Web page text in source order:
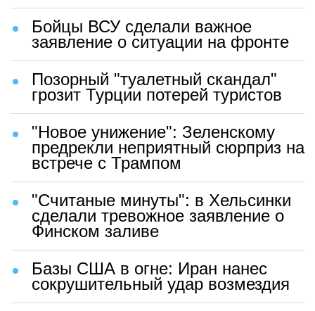
Бойцы ВСУ сделали важное
заявление о ситуации на фронте
Позорный "туалетный скандал"
грозит Турции потерей туристов
"Новое унижение": Зеленскому
предрекли неприятный сюрприз на
встрече с Трампом
"Считаные минуты": в Хельсинки
сделали тревожное заявление о
Финском заливе
Базы США в огне: Иран нанес
сокрушительный удар возмездия